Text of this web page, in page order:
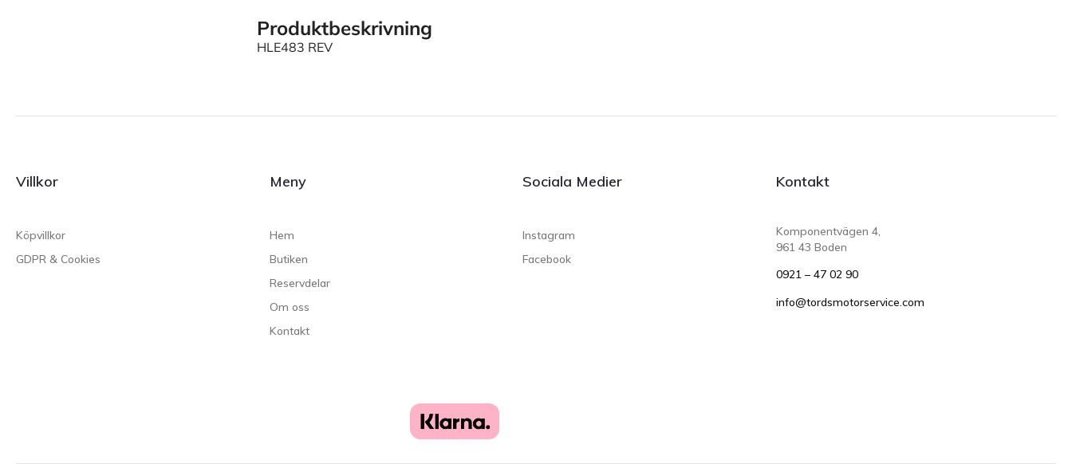
Produktbeskrivning
HLE483 REV
Villkor
Köpvillkor
GDPR & Cookies
Meny
Hem
Butiken
Reservdelar
Om oss
Kontakt
Sociala Medier
Instagram
Facebook
Kontakt
Komponentvägen 4,
961 43 Boden
0921 – 47 02 90
info@tordsmotorservice.com